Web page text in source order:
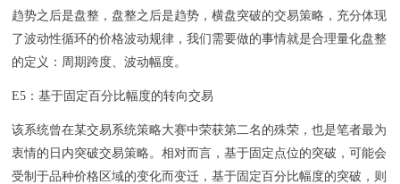
趋势之后是盘整，盘整之后是趋势，横盘突破的交易策略，充分体现
了波动性循环的价格波动规律，我们需要做的事情就是合理量化盘整
的定义：周期跨度、波动幅度。
E5：基于固定百分比幅度的转向交易
该系统曾在某交易系统策略大赛中荣获第二名的殊荣，也是笔者最为
衷情的日内突破交易策略。相对而言，基于固定点位的突破，可能会
受制于品种价格区域的变化而变迁，基于固定百分比幅度的突破，则